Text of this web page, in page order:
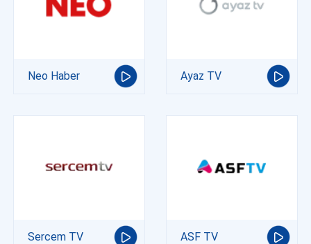
Neo Haber Ayaz TV
Sercem TV ASF TV